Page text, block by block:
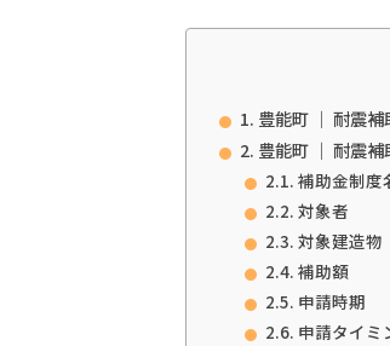
豊能町 ｜ 耐震
豊能町 ｜ 耐震
補助金制度
対象者
対象建造物
補助額
申請時期
申請タイミ